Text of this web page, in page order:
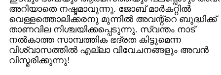
അറിയാതെ നഷ്ടമാവുന്നു. ജോബ് മാര്‍കറ്റില്‍
വെള്ളത്തൊലിക്കരനു മുന്നില്‍ അവന്റ്റെ ബുദ്ധിക്ക്
താണവില നിശ്ചയിക്കപ്പെടുന്നു. സ്വന്തം നാട്
നല്‍കാത്ത സാമ്പത്തിക ഭദ്രത കിട്ടുമെന്ന
വിശ്വാസത്തില്‍ എല്ലാ വിവേചനങ്ങളും അവന്‍
വിസ്മരിക്കുന്നു!